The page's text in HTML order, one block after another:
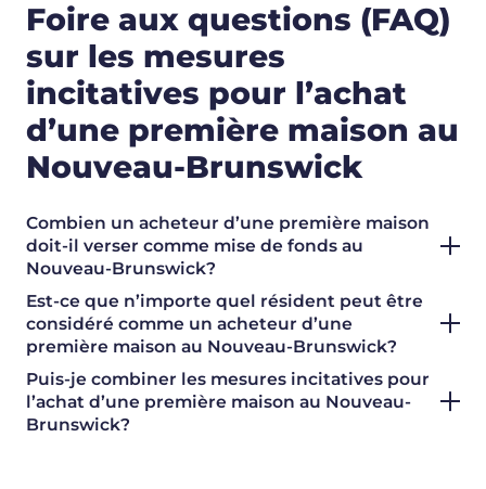
Foire aux questions (FAQ)
sur les mesures
incitatives pour l’achat
d’une première maison au
Nouveau-Brunswick
Combien un acheteur d’une première maison
doit-il verser comme mise de fonds au
Nouveau-Brunswick?
Est-ce que n’importe quel résident peut être
considéré comme un acheteur d’une
première maison au Nouveau-Brunswick?
Puis-je combiner les mesures incitatives pour
l’achat d’une première maison au Nouveau-
Brunswick?